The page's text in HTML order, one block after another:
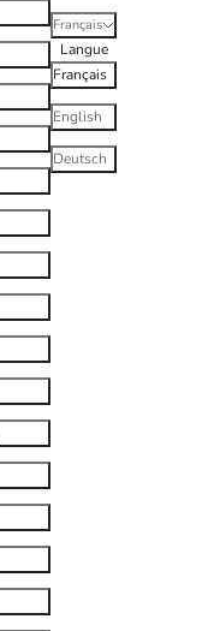
Français
Langue
Français
English
Deutsch